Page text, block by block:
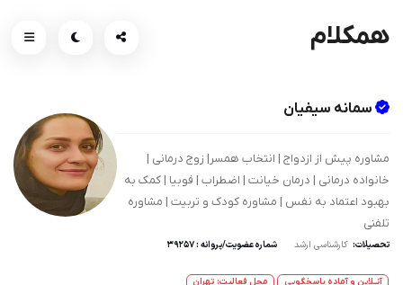
همکلام
سمانه سیفیان
مشاوره پیش از ازدواج | انتخاب همسر| زوج درمانی |
خانواده درمانی | درمان خیانت | اضطراب | فوبیا | کمک به
بهبود اعتماد به نفس | مشاوره کودک و تربیت | مشاوره
تلفنی
تحصیلات: کارشناسی ارشد شماره عضویت/پروانه : 39257
آنــلاین و آماده پاسخگویی محل فعالیت: تهران